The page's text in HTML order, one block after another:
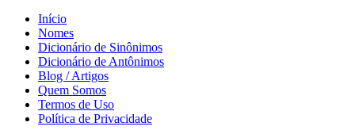
Início
Nomes
Dicionário de Sinônimos
Dicionário de Antônimos
Blog / Artigos
Quem Somos
Termos de Uso
Política de Privacidade